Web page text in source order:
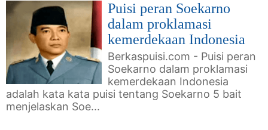
Puisi peran Soekarno
dalam proklamasi
kemerdekaan Indonesia
Berkaspuisi.com - Puisi peran
Soekarno dalam proklamasi
kemerdekaan Indonesia
adalah kata kata puisi tentang Soekarno 5 bait
menjelaskan Soe...